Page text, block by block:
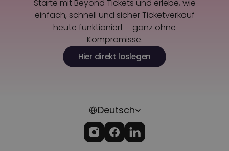
Deutsch
Starte mit Beyond Tickets und erlebe, wie
einfach, schnell und sicher Ticketverkauf
heute funktioniert – ganz ohne
Kompromisse.
Hier direkt loslegen